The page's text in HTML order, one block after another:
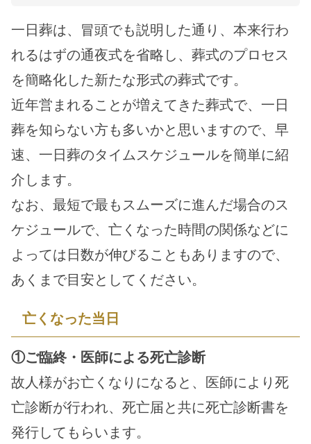
一日葬は、冒頭でも説明した通り、本来行わ
れるはずの通夜式を省略し、葬式のプロセス
を簡略化した新たな形式の葬式です。
近年営まれることが増えてきた葬式で、一日
葬を知らない方も多いかと思いますので、早
速、一日葬のタイムスケジュールを簡単に紹
介します。
なお、最短で最もスムーズに進んだ場合のス
ケジュールで、亡くなった時間の関係などに
よっては日数が伸びることもありますので、
あくまで目安としてください。
亡くなった当日
①ご臨終・医師による死亡診断
故人様がお亡くなりになると、医師により死
亡診断が行われ、死亡届と共に死亡診断書を
発行してもらいます。